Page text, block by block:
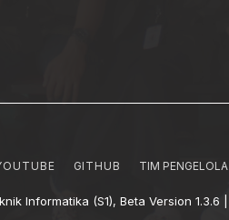
GITHUB TIM PENGELOLA
Informatika (S1), Beta Version 1.3.6 |